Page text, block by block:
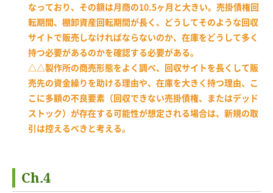
なっており、その額は月商の10.5ヶ月と大きい。売掛債権回
転期間、棚卸資産回転期間が長く、どうしてそのような回収
サイトで販売しなければならないのか、在庫をどうして多く
持つ必要があるのかを確認する必要がある。
△△製作所の商売形態をよく調べ、回収サイトを長くして販
売先の資金繰りを助ける理由や、在庫を大きく持つ理由、こ
こに多額の不良要素（回収できない売掛債権、またはデッド
ストック）が存在する可能性が想定される場合は、新規の取
引は控えるべきと考える。
Ch.4